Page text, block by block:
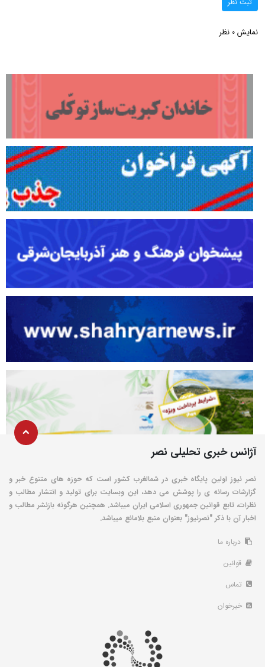
ثبت نظر
نمایش 0 نظر
آژانس خبری تحلیلی نصر
نصر نیوز اولین پایگاه خبری در شمالغرب کشور است که حوزه های متنوع خبر و
گزارشات رسانه ی را پوشش می دهد، این وبسایت برای تولید و انتشار مطالب و
نظرات، تابع قوانین جمهوری اسلامی ایران میباشد. همچنین هرگونه بازنشر مطالب و
اخبار آن با ذکر "نصرنیوز" بعنوان منبع بلامانع میباشد.
درباره ما
قوانین
تماس
خبرخوان